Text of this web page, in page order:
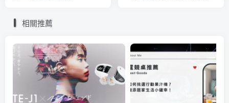
相關推薦